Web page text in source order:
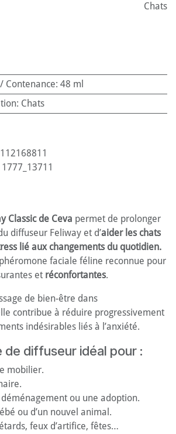
Chats
Contenance: 48 ml
: Chats
1777_13711
Classic de Ceva permet de prolonger
diffuseur Feliway et d’aider les chats
lié aux changements du quotidien.
faciale féline reconnue pour
et réconfortantes.
de bien-être dans
contribue à réduire progressivement
indésirables liés à l’anxiété.
de diffuseur idéal pour :
mobilier.
ou une adoption.
ou d’un nouvel animal.
feux d’artifice, fêtes…